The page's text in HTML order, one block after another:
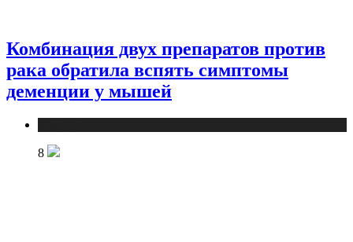
Комбинация двух препаратов против
рака обратила вспять симптомы
деменции у мышей
8